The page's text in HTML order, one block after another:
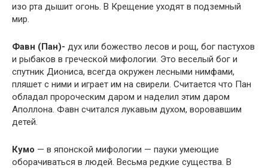
изо рта дышит огонь. В Крещение уходят в подземный
мир.
Фавн (Пан)- дух или божество лесов и рощ, бог пастухов
и рыбаков в греческой мифологии. Это веселый бог и
спутник Диониса, всегда окружен лесными нимфами,
пляшет с ними и играет им на свирели. Считается что Пан
обладал пророческим даром и наделил этим даром
Аполлона. Фавн считался лукавым духом, воровавшим
детей.
Кумо — в японской мифологии — пауки умеющие
оборачиваться в людей. Весьма редкие существа. В